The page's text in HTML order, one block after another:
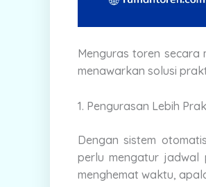
Menguras toren secara
menawarkan solusi
1. Pengurasan Lebih
Dengan sistem
perlu mengatur jadwal
menghemat waktu,